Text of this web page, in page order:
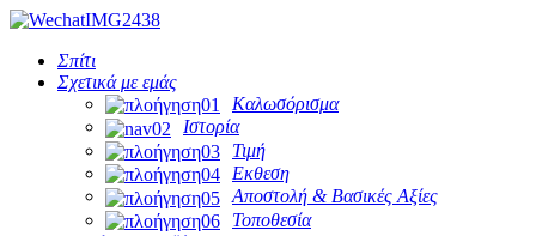
Σπίτι
Σχετικά με εμάς
Καλωσόρισμα
Ιστορία
Τιμή
Εκθεση
Αποστολή & Βασικές Αξίες
Τοποθεσία